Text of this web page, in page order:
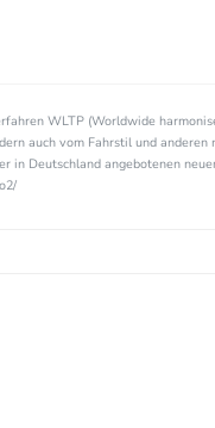
WLTP (Worldwide
auch vom Fahrstil und anderen
in Deutschland angebotenen